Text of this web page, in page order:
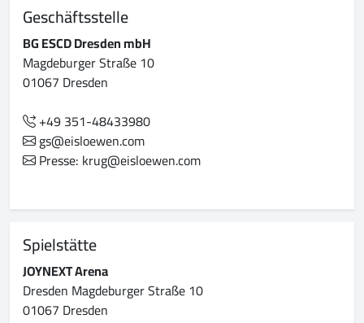
Geschäftsstelle
BG ESCD Dresden mbH
Magdeburger Straße 10
01067 Dresden
+49 351-48433980
gs@eisloewen.com
Presse: krug@eisloewen.com
Spielstätte
JOYNEXT Arena
Dresden Magdeburger Straße 10
01067 Dresden